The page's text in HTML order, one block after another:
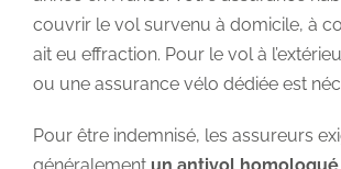
couvrir le vol survenu à domicile, à
ait eu effraction. Pour le vol à
ou une assurance vélo dédiée est
Pour être indemnisé, les assureurs